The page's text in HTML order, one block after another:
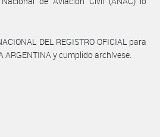
DEL REGISTRO OFICIAL para
ARGENTINA y cumplido archívese.